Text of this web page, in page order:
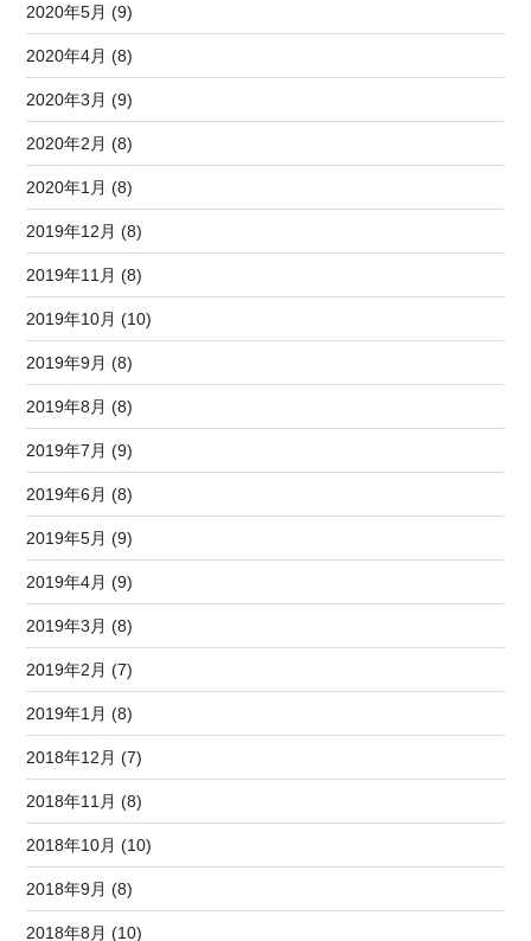
2020年5月 (9)
2020年4月 (8)
2020年3月 (9)
2020年2月 (8)
2020年1月 (8)
2019年12月 (8)
2019年11月 (8)
2019年10月 (10)
2019年9月 (8)
2019年8月 (8)
2019年7月 (9)
2019年6月 (8)
2019年5月 (9)
2019年4月 (9)
2019年3月 (8)
2019年2月 (7)
2019年1月 (8)
2018年12月 (7)
2018年11月 (8)
2018年10月 (10)
2018年9月 (8)
2018年8月 (10)